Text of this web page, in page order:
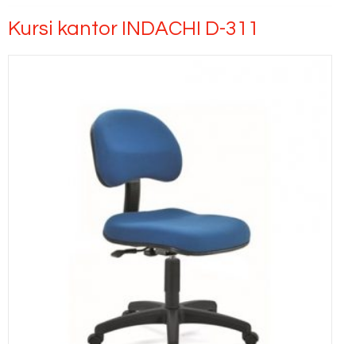
Kursi kantor INDACHI D-311